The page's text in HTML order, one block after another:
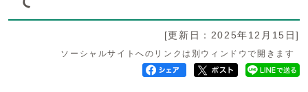
[更新日：2025年12月15日]
ソーシャルサイトへのリンクは別ウィンドウで開きます